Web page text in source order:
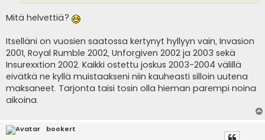
Mitä helvettiä?
Itselläni on vuosien saatossa kertynyt hyllyyn vain, Invasion
2001, Royal Rumble 2002, Unforgiven 2002 ja 2003 sekä
Insurexxtion 2002. Kaikki ostettu joskus 2003-2004 välillä
eivätkä ne kyllä muistaakseni niin kauheasti silloin uutena
maksaneet. Tarjonta taisi tosin olla hieman parempi noina
aikoina.
bookert